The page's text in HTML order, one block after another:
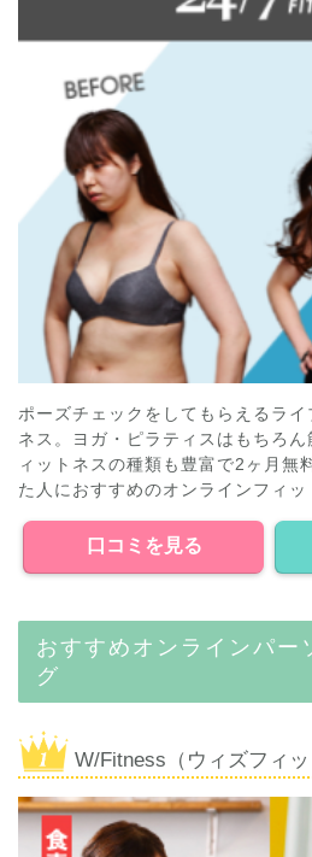
ポーズチェックをしてもらえるラ
ネス。ヨガ・ピラティスはもちろ
ィットネスの種類も豊富で2ヶ月無
た人におすすめのオンラインフィッ
口コミを見る
おすすめオンラインパー
グ
W/Fitness（ウィズフィッ